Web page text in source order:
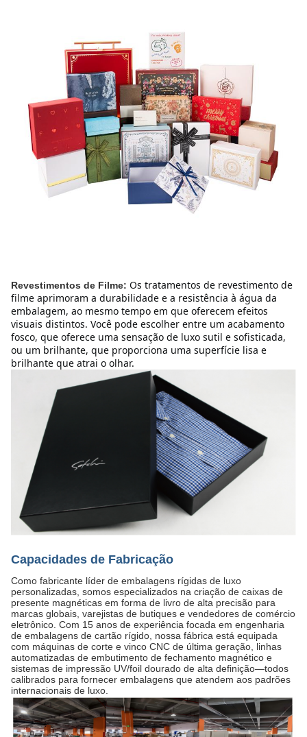
Revestimentos de Filme: Os tratamentos de revestimento de
filme aprimoram a durabilidade e a resistência à água da
embalagem, ao mesmo tempo em que oferecem efeitos
visuais distintos. Você pode escolher entre um acabamento
fosco, que oferece uma sensação de luxo sutil e sofisticada,
ou um brilhante, que proporciona uma superfície lisa e
brilhante que atrai o olhar.
Capacidades de Fabricação
Como fabricante líder de embalagens rígidas de luxo
personalizadas, somos especializados na criação de caixas de
presente magnéticas em forma de livro de alta precisão para
marcas globais, varejistas de butiques e vendedores de comércio
eletrônico. Com 15 anos de experiência focada em engenharia
de embalagens de cartão rígido, nossa fábrica está equipada
com máquinas de corte e vinco CNC de última geração, linhas
automatizadas de embutimento de fechamento magnético e
sistemas de impressão UV/foil dourado de alta definição—todos
calibrados para fornecer embalagens que atendem aos padrões
internacionais de luxo.